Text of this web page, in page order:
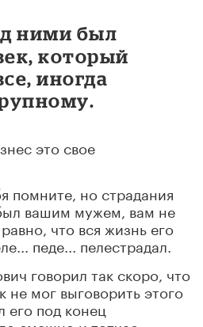
ними был
который
иногда
это свое
помните, но страдания
вашим мужем, вам не
что вся жизнь его
педе... пелестрадал.
говорил так скоро, что
не мог выговорить этого
его под конец